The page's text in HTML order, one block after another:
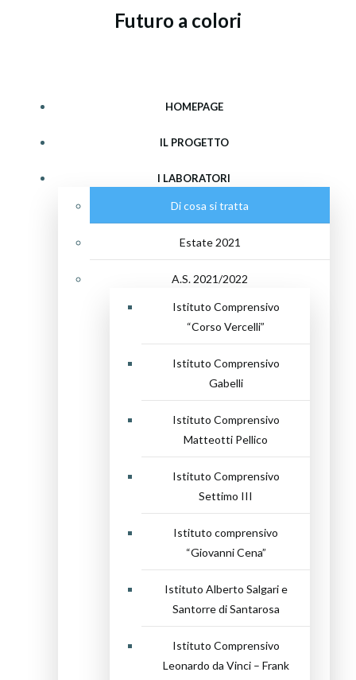
Futuro a colori
HOMEPAGE
IL PROGETTO
I LABORATORI
Di cosa si tratta
Estate 2021
A.S. 2021/2022
Istituto Comprensivo
“Corso Vercelli”
Istituto Comprensivo
Gabelli
Istituto Comprensivo
Matteotti Pellico
Istituto Comprensivo
Settimo III
Istituto comprensivo
“Giovanni Cena”
Istituto Alberto Salgari e
Santorre di Santarosa
Istituto Comprensivo
Leonardo da Vinci – Frank